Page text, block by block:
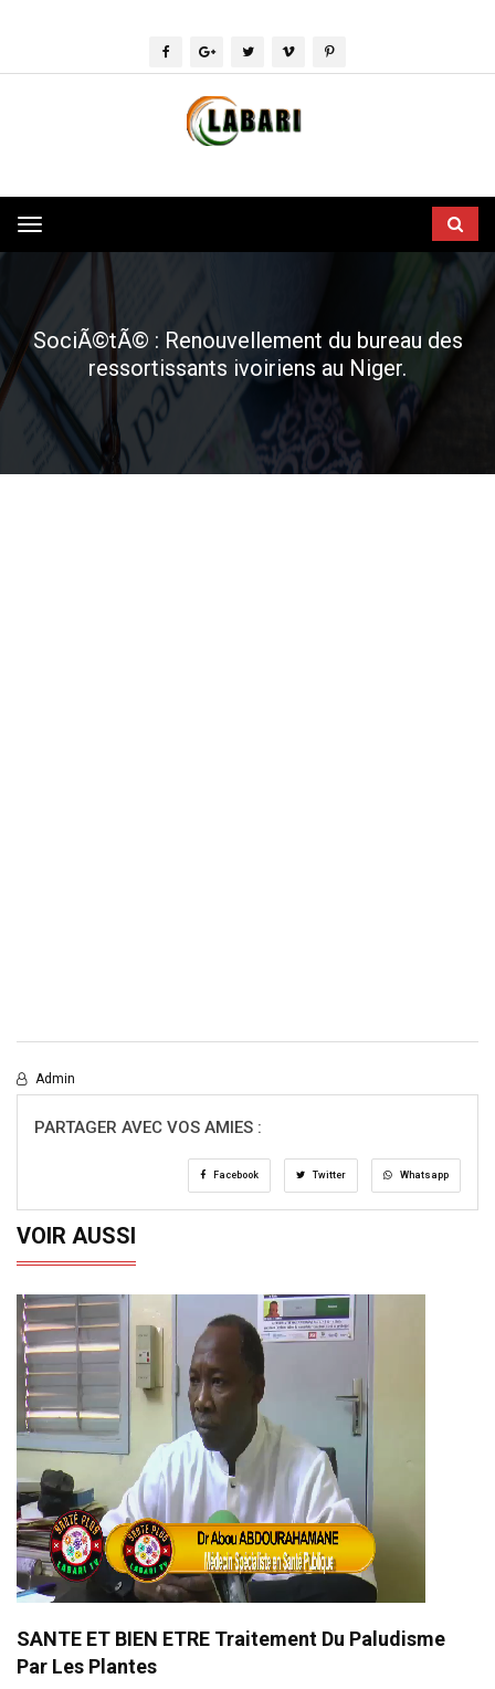
Toggle
navigation
SociÃ©tÃ© : Renouvellement du bureau des
ressortissants ivoiriens au Niger.
Admin
PARTAGER AVEC VOS AMIES :
Facebook Twitter Whatsapp
VOIR AUSSI
SANTE ET BIEN ETRE Traitement Du Paludisme
Par Les Plantes